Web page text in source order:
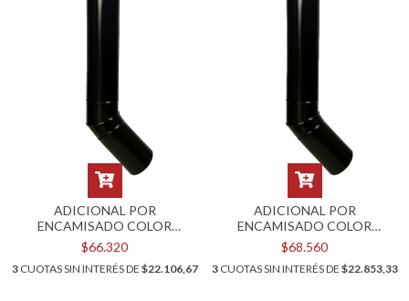
ADICIONAL POR
ENCAMISADO COLOR
NEGRO PARA KIT POR PARED
DE 4"
$66.320
3CUOTAS SIN INTERÉS DE $22.106,67
ADICIONAL POR
ENCAMISADO COLOR
NEGRO PARA KIT POR PARED
DE 5"
$68.560
3CUOTAS SIN INTERÉS DE $22.853,33